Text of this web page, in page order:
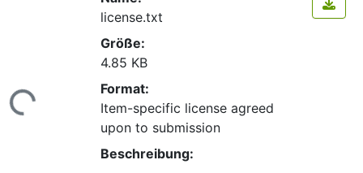
license.txt
Größe:
4.85 KB
Format:
Item-specific license agreed
upon to submission
Beschreibung: